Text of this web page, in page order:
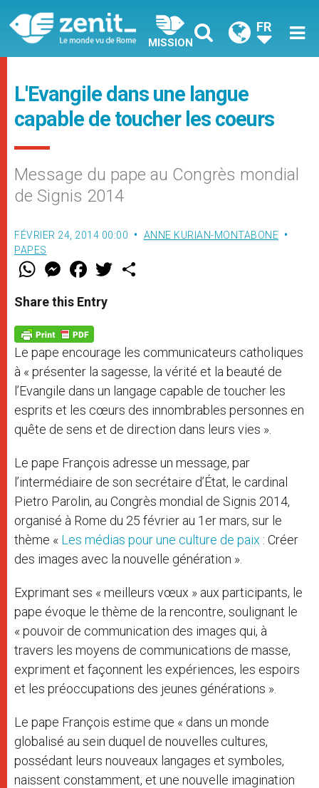
MISSION
FR
L'Evangile dans une langue
capable de toucher les coeurs
Message du pape au Congrès mondial
de Signis 2014
FÉVRIER 24, 2014 00:00
ANNE KURIAN-MONTABONE
PAPES
W
t
s
p
p
M
e
s
e
g
e
r
F
a
e
b
o
k
w
Share this Entry
Le pape encourage les communicateurs catholiques
à « présenter la sagesse, la vérité et la beauté de
l’Evangile dans un langage capable de toucher les
esprits et les cœurs des innombrables personnes en
quête de sens et de direction dans leurs vies ».
Le pape François adresse un message, par
l’intermédiaire de son secrétaire d’État, le cardinal
Pietro Parolin, au Congrès mondial de Signis 2014,
organisé à Rome du 25 février au 1er mars, sur le
thème « Les médias pour une culture de paix : Créer
des images avec la nouvelle génération ».
Exprimant ses « meilleurs vœux » aux participants, le
pape évoque le thème de la rencontre, soulignant le
« pouvoir de communication des images qui, à
travers les moyens de communications de masse,
expriment et façonnent les expériences, les espoirs
et les préoccupations des jeunes générations ».
Le pape François estime que « dans un monde
globalisé au sein duquel de nouvelles cultures,
possédant leurs nouveaux langages et symboles,
naissent constamment, et une nouvelle imagination